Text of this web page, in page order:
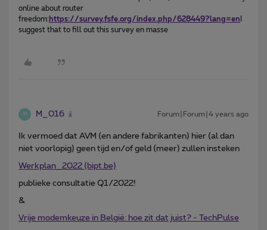
online about router
freedom: https://survey.fsfe.org/index.php/628449?lang=en
suggest that to fill out this survey en masse
M M_016 Forum|Forum|4 years ago
Ik vermoed dat AVM (en andere fabrikanten) hier (al dan
niet voorlopig) geen tijd en/of geld (meer) zullen insteken
Werkplan_2022 (bipt.be)
publieke consultatie Q1/2022!
&
Vrije modemkeuze in België: hoe zit dat juist? - TechPulse